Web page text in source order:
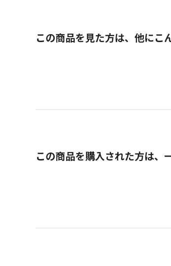
この商品を見た方は、他にこ
この商品を購入された方は、